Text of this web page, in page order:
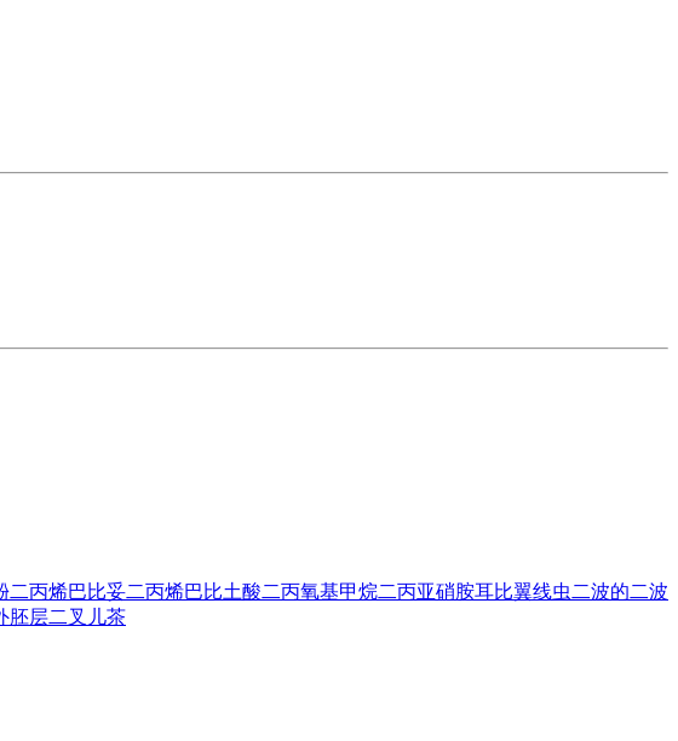
二丙烯巴比妥二丙烯巴比土酸二丙氧基甲烷二丙亚硝胺耳比翼线虫 二波的二波
胚层二叉 儿茶